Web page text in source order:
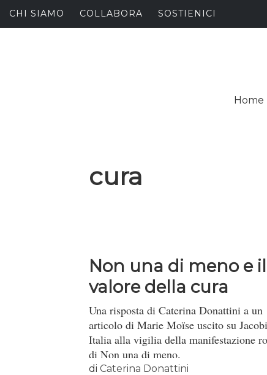
Skip
to
CHI SIAMO COLLABORA SOSTIENICI
Home
cura
Non una di meno e il
valore della cura
Una risposta di Caterina Donattini a un
articolo di Marie Moïse uscito su
Italia alla vigilia della manifestazione
di Non una di meno.
di Caterina Donattini